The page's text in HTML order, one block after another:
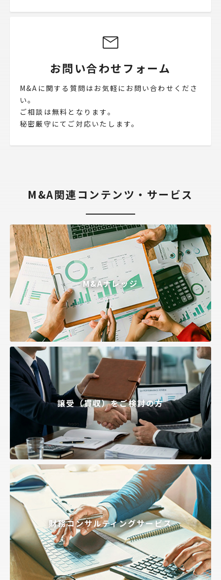
お問い合わせフォーム
M&Aに関する質問はお気軽にお問い合わせくださ
い。
ご相談は無料となります。
秘密厳守にてご対応いたします。
M&A関連コンテンツ・サービス
M&Aナレッジ
譲受（買収）をご検討の方
財務コンサルティングサービス